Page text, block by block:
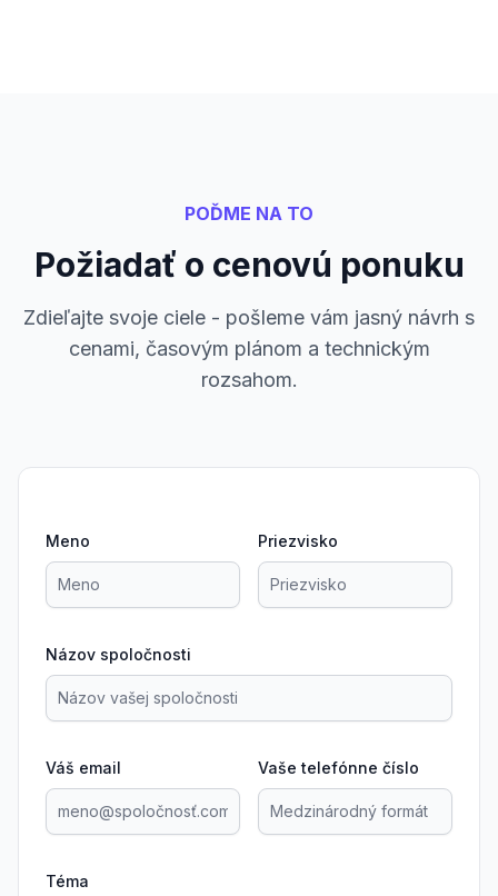
POĎME NA TO
Požiadať o cenovú ponuku
Zdieľajte svoje ciele - pošleme vám jasný návrh s
cenami, časovým plánom a technickým
rozsahom.
Meno Priezvisko
Názov spoločnosti
Váš email Vaše telefónne číslo
Téma